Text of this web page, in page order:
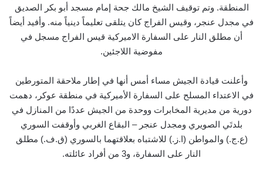
المنطقة. وتم توقيف الشيخ مالك جحة إمام مسجد أبو بكر الصديق
في مجدل عنجر، وقيس الفراج كان يتلقى تعليماً دينياً منه. وأفيد أيضاً
أن مطلق النار على السفارة الاميركية قيس الفراج مسجل في
مفوضية اللاجئين.
وأعلنت قيادة الجيش مساء أمس أنها في إطار ملاحقة المتورطين
في الاعتداء المسلح على السفارة الأميركية في منطقة عوكر، دهمت
دورية من مديرية المخابرات ووحدة من الجيش عددًا من المنازل في
بلدتَي الصويري ومجدل عنجر – البقاع الغربي وأوقفت السوري
(ع.ج.) والمواطن (ا.ز.) للاشتباه بعلاقتهما بالسوري (ق.ف.) مطلق
النار على السفارة، و3 من أفراد عائلته.